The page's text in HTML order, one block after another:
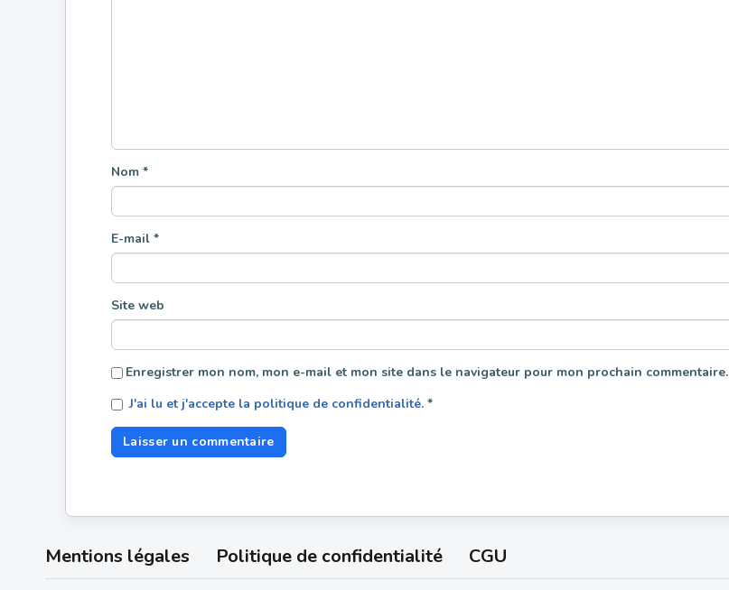
Nom *
E-mail *
Site web
Enregistrer mon nom, mon e-mail et mon site dans le navigateur pour mon prochain commentaire.
J'ai lu et j'accepte la politique de confidentialité. *
Mentions légales Politique de confidentialité CGU